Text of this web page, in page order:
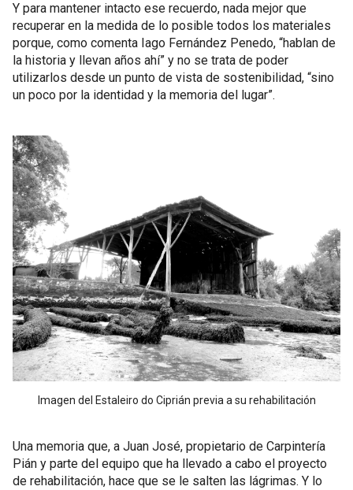
Y para mantener intacto ese recuerdo, nada mejor que
recuperar en la medida de lo posible todos los materiales
porque, como comenta Iago Fernández Penedo, “hablan de
la historia y llevan años ahí” y no se trata de poder
utilizarlos desde un punto de vista de sostenibilidad, “sino
un poco por la identidad y la memoria del lugar”.
Imagen del Estaleiro do Ciprián previa a su rehabilitación
Una memoria que, a Juan José, propietario de Carpintería
Pián y parte del equipo que ha llevado a cabo el proyecto
de rehabilitación, hace que se le salten las lágrimas. Y lo